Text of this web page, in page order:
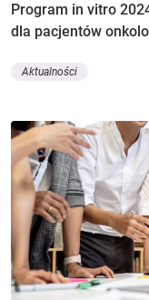
Program in vitro
dla pacjentów
Aktualności